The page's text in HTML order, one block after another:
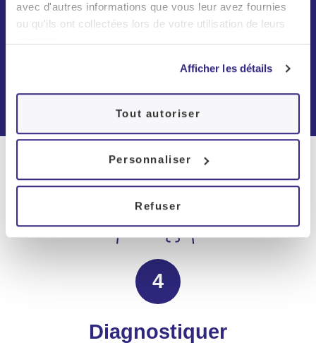
avec d'autres informations que vous leur avez fournies
ou qu'ils ont collectées lors de votre utilisation de leurs
Afficher les détails
Tout autoriser
Personnaliser
Refuser
Consultation du
sommeil
Examen du sommeil
4
Diagnostiquer